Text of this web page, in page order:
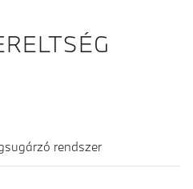
rendszer